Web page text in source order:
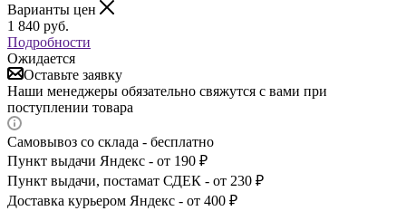
Варианты цен
1 840 руб.
Подробности
Ожидается
Оставьте заявку
Наши менеджеры обязательно свяжутся с вами при
поступлении товара
Самовывоз со склада - бесплатно
Пункт выдачи Яндекс - от 190 ₽
Пункт выдачи, постамат СДЕК - от 230 ₽
Доставка курьером Яндекс - от 400 ₽